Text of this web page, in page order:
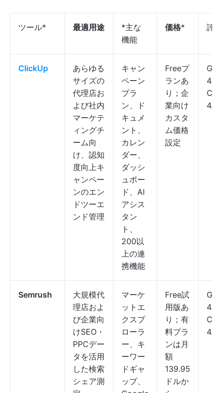
ツール* 最適用途
*主な
機能
価格* 評
ClickUp
あらゆる
サイズの
代理店お
よび社内
マーケテ
ィングチ
ーム向
け、認知
度向上キ
ャンペー
ンのエン
ドツーエ
ンド管理
キャン
ペーン
プラ
ン、ド
キュメ
ント、
カレン
ダー、
ダッシ
ュボー
ド、AI
アシス
タン
ト、
200以
上の連
携機能
Freeプ
ランあ
り；企
業向け
カスタ
ム価格
設定
G2:
Semrush
大規模代
理店およ
び企業向
けSEO・
PPCデー
タを活用
した検索
シェア測
マーケ
ットエ
クスプ
ローラ
ー、キ
ーワー
ドギャ
ップ、
Free試
用版あ
り；有
料プラ
ンは月
額
139.95
ドルか
G2: